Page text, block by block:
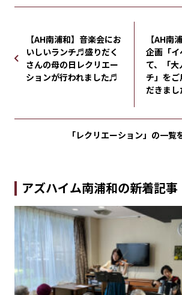
【AH南浦和】音楽会にお
いしいランチ♬盛りだく
さんの母の日レクリエー
ションが行われました♬
【AH南
企画「イ
て、「
チ」を
だきま
「レクリエーション」の一覧
アズハイム南浦和の新着記事